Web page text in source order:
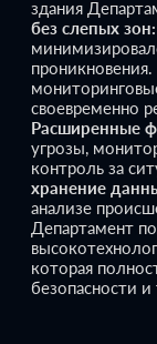
здания
без слепых зон:
проникновения.
своевременно
Расширенные
угрозы,
контроль за
хранение
анализе
Департамент
которая
безопасности и